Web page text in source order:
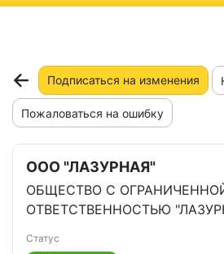
Подписаться на изменения
Пожаловаться на ошибку
ООО "ЛАЗУРНАЯ"
ОБЩЕСТВО С
ОТВЕТСТВЕННОСТЬЮ
Статус